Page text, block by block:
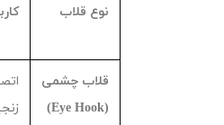
نوع قلاب
قلاب چشمی
(
Eye Hook
)